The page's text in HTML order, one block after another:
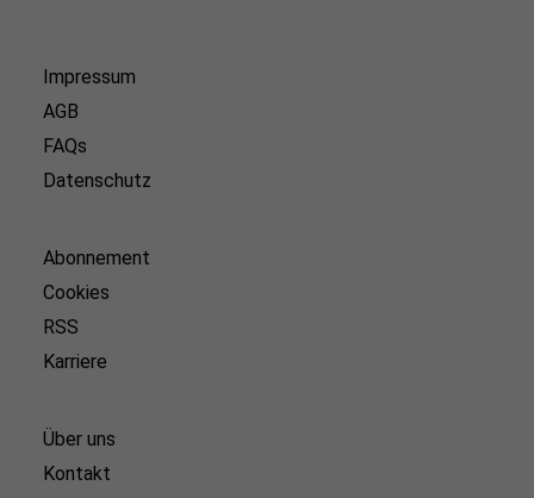
Impressum
AGB
FAQs
Datenschutz
Abonnement
Cookies
RSS
Karriere
Über uns
Kontakt